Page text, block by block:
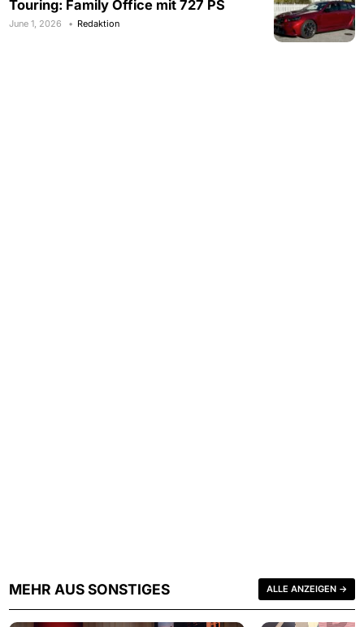
Touring: Family Office mit 727 PS
June 1, 2026 Redaktion
MEHR AUS SONSTIGES ALLE ANZEIGEN →